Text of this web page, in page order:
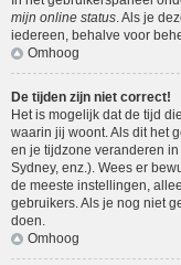
mijn online status. Als je
iedereen, behalve voor
Omhoog
De tijden zijn niet correct!
Het is mogelijk dat de tijd
waarin jij woont. Als dit het
en je tijdzone veranderen
Sydney, enz.). Wees er
de meeste instellingen,
gebruikers. Als je nog niet
doen.
Omhoog